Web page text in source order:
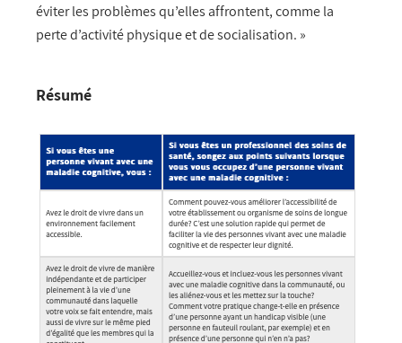
éviter les problèmes qu’elles affrontent, comme la
perte d’activité physique et de socialisation. »
Résumé